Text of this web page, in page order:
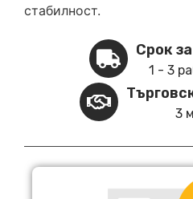
стабилност.
Срок
1 - 3
3